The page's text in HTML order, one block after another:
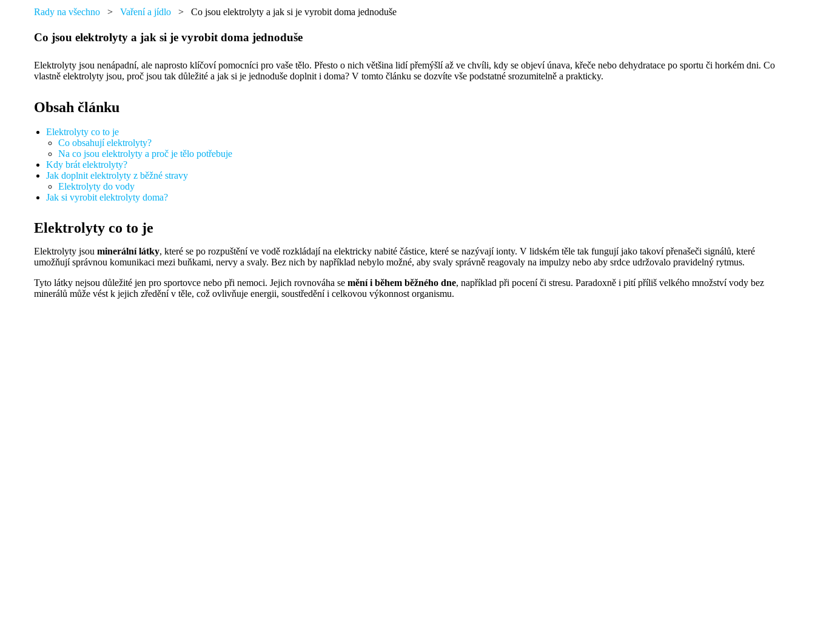
každého
Rady na všechno > Vaření a jídlo > Co jsou elektrolyty a jak si je vyrobit doma jednoduše
Co jsou elektrolyty a jak si je vyrobit doma jednoduše
Elektrolyty jsou nenápadní, ale naprosto klíčoví pomocníci pro vaše tělo. Přesto o nich většina lidí přemýšlí až ve chvíli, kdy se objeví únava, křeče nebo dehydratace po sportu či horkém dni. Co
vlastně elektrolyty jsou, proč jsou tak důležité a jak si je jednoduše doplnit i doma? V tomto článku se dozvíte vše podstatné srozumitelně a prakticky.
Obsah článku
Elektrolyty co to je
Co obsahují elektrolyty?
Na co jsou elektrolyty a proč je tělo potřebuje
Kdy brát elektrolyty?
Jak doplnit elektrolyty z běžné stravy
Elektrolyty do vody
Jak si vyrobit elektrolyty doma?
Elektrolyty co to je
Elektrolyty jsou minerální látky, které se po rozpuštění ve vodě rozkládají na elektricky nabité částice, které se nazývají ionty. V lidském těle tak fungují jako takoví přenašeči signálů, které
umožňují správnou komunikaci mezi buňkami, nervy a svaly. Bez nich by například nebylo možné, aby svaly správně reagovaly na impulzy nebo aby srdce udržovalo pravidelný rytmus.
Tyto látky nejsou důležité jen pro sportovce nebo při nemoci. Jejich rovnováha se mění i během běžného dne, například při pocení či stresu. Paradoxně i pití příliš velkého množství vody bez
minerálů může vést k jejich zředění v těle, což ovlivňuje energii, soustředění i celkovou výkonnost organismu.